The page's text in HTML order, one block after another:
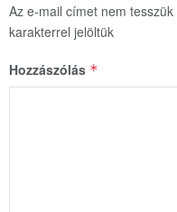
Az e-mail címet nem tesszük
karakterrel jelöltük
Hozzászólás *